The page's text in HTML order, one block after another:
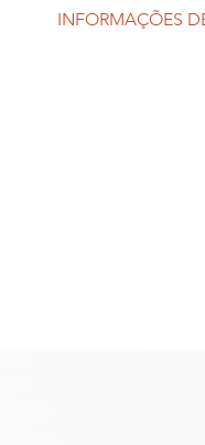
cafés torrados. Para
INFORMAÇÕES